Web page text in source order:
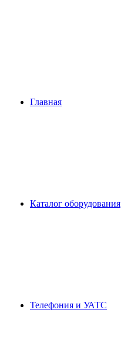
Главная
Каталог оборудования
Телефония и УАТС